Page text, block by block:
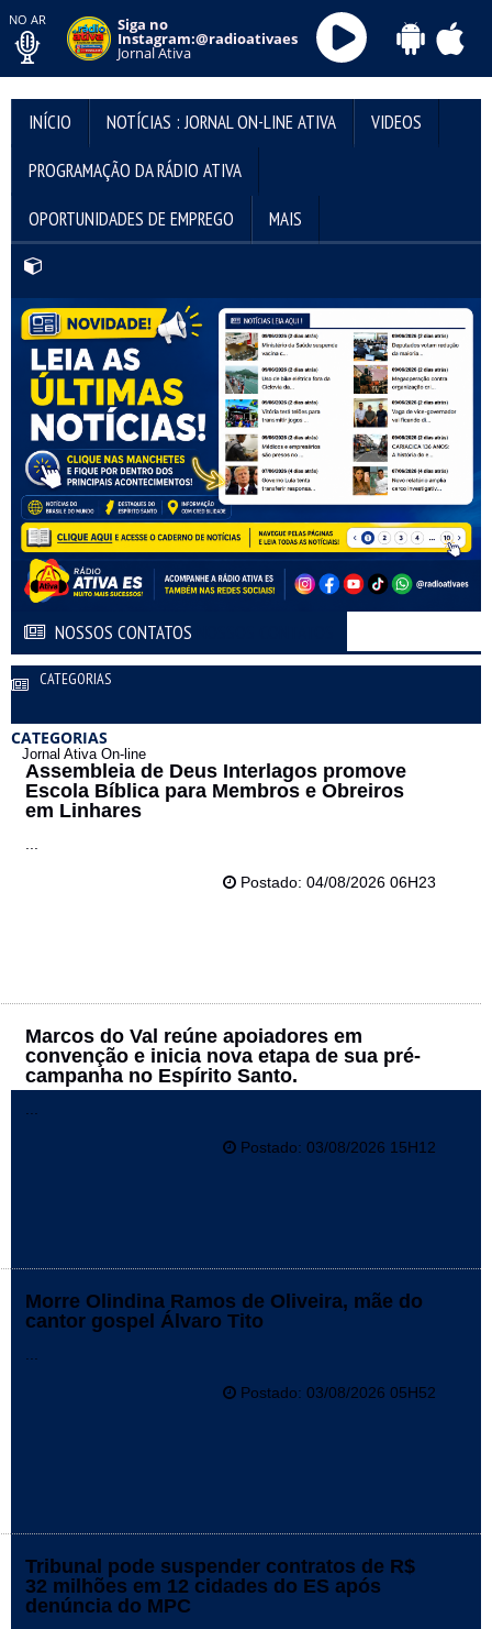
NO AR Siga no
Instagram:@radioativaes
Jornal Ativa
INÍCIO NOTÍCIAS : JORNAL ON-LINE ATIVA
VIDEOS
PROGRAMAÇÃO DA RÁDIO ATIVA
OPORTUNIDADES DE EMPREGO
MAIS
NOSSOS CONTATOS
CATEGORIAS
CATEGORIAS
Jornal Ativa On-line
Assembleia de Deus Interlagos promove
Escola Bíblica para Membros e Obreiros
em Linhares
...
Postado: 04/08/2026 06H23
Marcos do Val reúne apoiadores em
convenção e inicia nova etapa de sua pré-
campanha no Espírito Santo.
...
Postado: 03/08/2026 15H12
Morre Olindina Ramos de Oliveira, mãe do
cantor gospel Álvaro Tito
...
Postado: 03/08/2026 05H52
Tribunal pode suspender contratos de R$
32 milhões em 12 cidades do ES após
denúncia do MPC